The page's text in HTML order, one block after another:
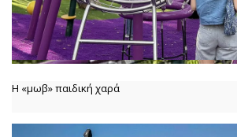
Η «μωβ» παιδική χαρά